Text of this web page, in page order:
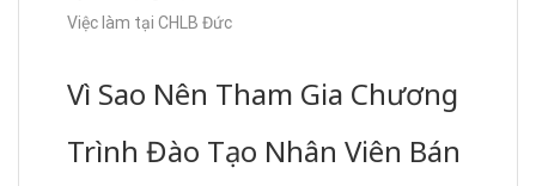
Việc làm tại CHLB Đức
Vì Sao Nên Tham Gia Chương
Trình Đào Tạo Nhân Viên Bán